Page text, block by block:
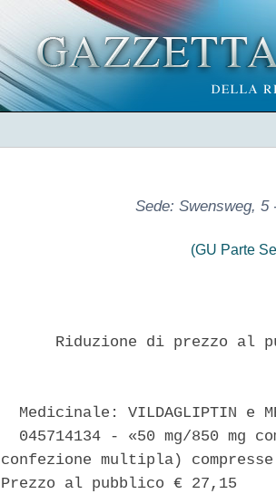
Sede: Swensweg, 5
(GU Parte
Riduzione di prezzo al
Medicinale: VILDAGLIPTIN e
045714134 - «50 mg/850 mg
confezione multipla)
Prezzo al pubblico € 27,15